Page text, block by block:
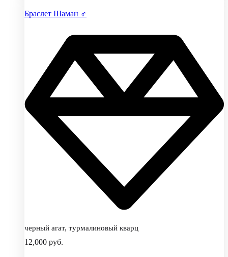
Браслет Шаман ♂
черный агат, турмалиновый кварц
12,000 руб.